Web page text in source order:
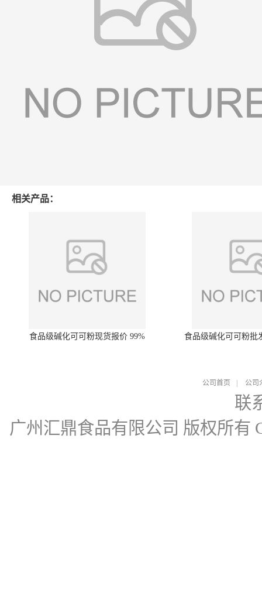
相关产品：
食品级碱化可可粉现货报价 99% 食品级碱化可可粉批
公司首页 公司
联
广州汇鼎食品有限公司 版权所有